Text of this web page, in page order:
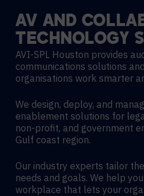
AV AND
TECHNOLOGY
AVI-SPL Houston provides
communications solutions
organisations work smarter
We design, deploy, and
enablement solutions for
non-profit, and government
Gulf coast region.
Our industry experts tailor
needs and goals. We help
workplace that lets your